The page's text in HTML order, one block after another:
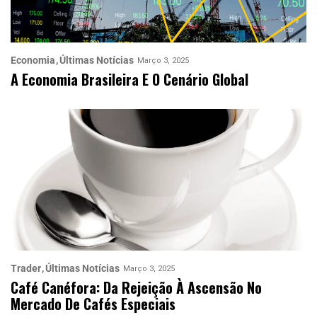
Economia Últimas Notícias Março 3, 2025
A Economia Brasileira E O Cenário Global
Trader Últimas Notícias Março 3, 2025
Café Canéfora: Da Rejeição À Ascensão No
Mercado De Cafés Especiais